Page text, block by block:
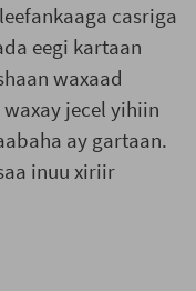
casriga
eegi kartaan
waxaad
jecel yihiin
ay gartaan.
inuu xiriir